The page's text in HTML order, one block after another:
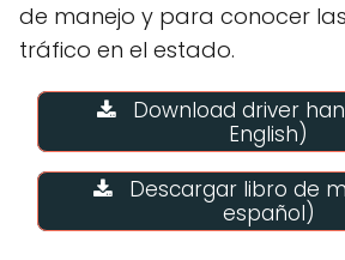
de manejo y para conocer
tráfico en el estado.
Download driver
English)
Descargar libro de
español)